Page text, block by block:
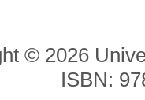
© 2026
ISBN: